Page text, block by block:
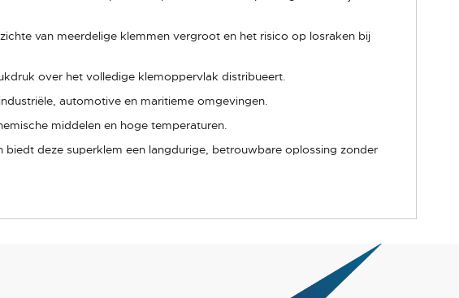
van meerdelige klemmen vergroot en het risico op losraken bij
over het volledige klemoppervlak distribueert.
automotive en maritieme omgevingen.
middelen en hoge temperaturen.
deze superklem een langdurige, betrouwbare oplossing zonder